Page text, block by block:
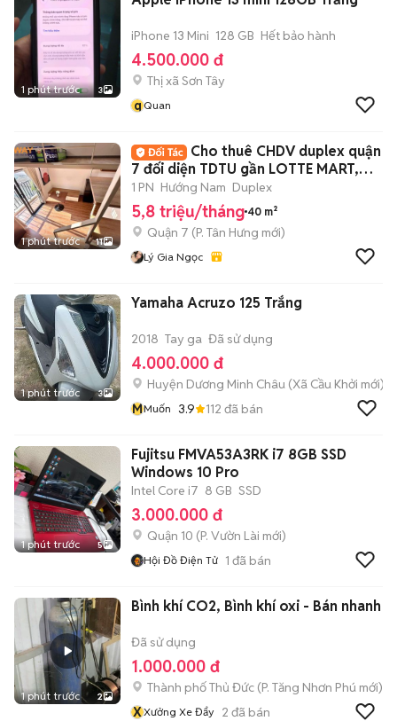
1 phút trước 3
iPhone 13 Mini 128 GB Hết bảo hành
4.500.000 đ
Thị xã Sơn Tây
qQuan
1 phút trước 11
Cho thuê CHDV duplex quận
7 đối diện TDTU gần LOTTE MART,
10p qua Q1
1 PN Hướng Nam Duplex
5,8 triệu/tháng 40 m²
Quận 7 (P. Tân Hưng mới)
Lý Gia Ngọc
1 phút trước 3
Yamaha Acruzo 125 Trắng
2018 Tay ga Đã sử dụng
4.000.000 đ
Huyện Dương Minh Châu (Xã Cầu Khởi mới)
MMuốn 3.9 112 đã bán
1 phút trước 5
Fujitsu FMVA53A3RK i7 8GB SSD
Windows 10 Pro
Intel Core i7 8 GB SSD
3.000.000 đ
Quận 10 (P. Vườn Lài mới)
Hội Đồ Điện Tử 1 đã bán
1 phút trước 2
Bình khí CO2, Bình khí oxi - Bán nhanh
Đã sử dụng
1.000.000 đ
Thành phố Thủ Đức (P. Tăng Nhơn Phú mới)
XXưởng Xe Đẩy 2 đã bán